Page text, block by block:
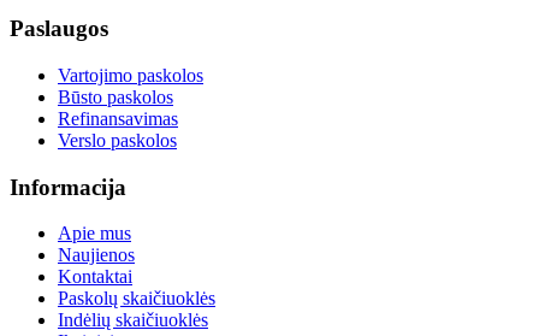
Paslaugos
Vartojimo paskolos
Būsto paskolos
Refinansavimas
Verslo paskolos
Informacija
Apie mus
Naujienos
Kontaktai
Paskolų skaičiuoklės
Indėlių skaičiuoklės